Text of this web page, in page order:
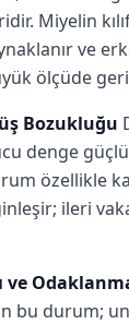
Miyelin
ve
ölçüde
Bozukluğu
denge
özellikle
ileri
ve
bu durum;